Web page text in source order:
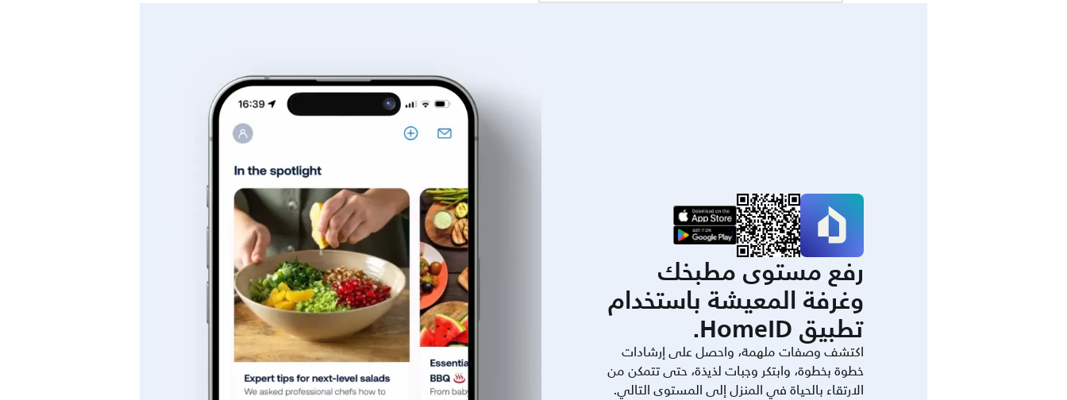
رفع مستوى مطبخك
وغرفة المعيشة باستخدام
تطبيق HomeID.
اكتشف وصفات ملهمة، واحصل على إرشادات
خطوة بخطوة، وابتكر وجبات لذيذة، حتى تتمكن من
الارتقاء بالحياة في المنزل إلى المستوى التالي.